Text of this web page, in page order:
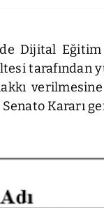
Dijital
tarafından
Kararı